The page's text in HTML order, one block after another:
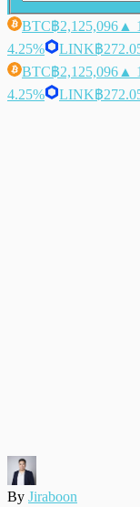
BTC฿2,125,096 ▲
4.25%
LINK฿
BTC฿2,125,096 ▲
4.25%
LINK฿
By Jiraboon